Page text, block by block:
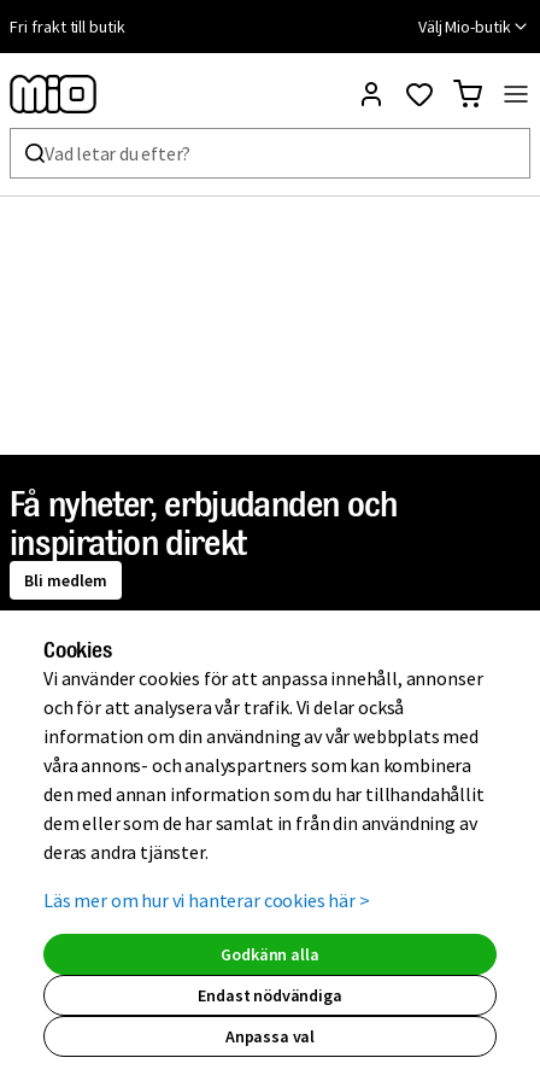
Fri frakt till butik Välj Mio-butik
Få nyheter, erbjudanden och
inspiration direkt
Bli medlem
Om Mio
Handla på Mio
Hjälp
Kundklubb
(extern länk,
(extern
(extern
Cookies
Vi använder cookies för att anpassa innehåll, annonser
och för att analysera vår trafik. Vi delar också
information om din användning av vår webbplats med
våra annons- och analyspartners som kan kombinera
den med annan information som du har tillhandahållit
dem eller som de har samlat in från din användning av
deras andra tjänster.
Läs mer om hur vi hanterar cookies här >
Anpassa val
Endast nödvändiga
Godkänn alla